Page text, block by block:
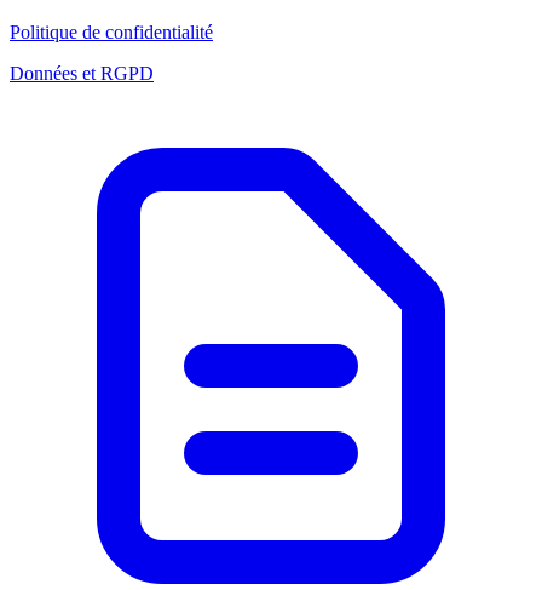
Politique de confidentialité
Données et RGPD